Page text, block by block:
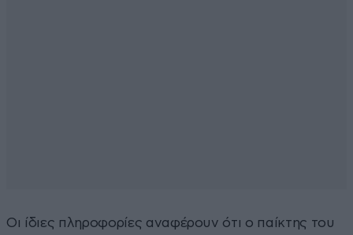
Οι ίδιες πληροφορίες αναφέρουν ότι ο παίκτης του